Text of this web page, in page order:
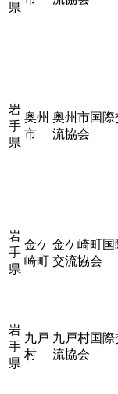
県
岩
手
県
奥州
市
奥州市国際
流協会
岩
手
県
金ケ
崎町
金ケ崎町国
交流協会
岩
手
県
九戸
村
九戸村国際
流協会